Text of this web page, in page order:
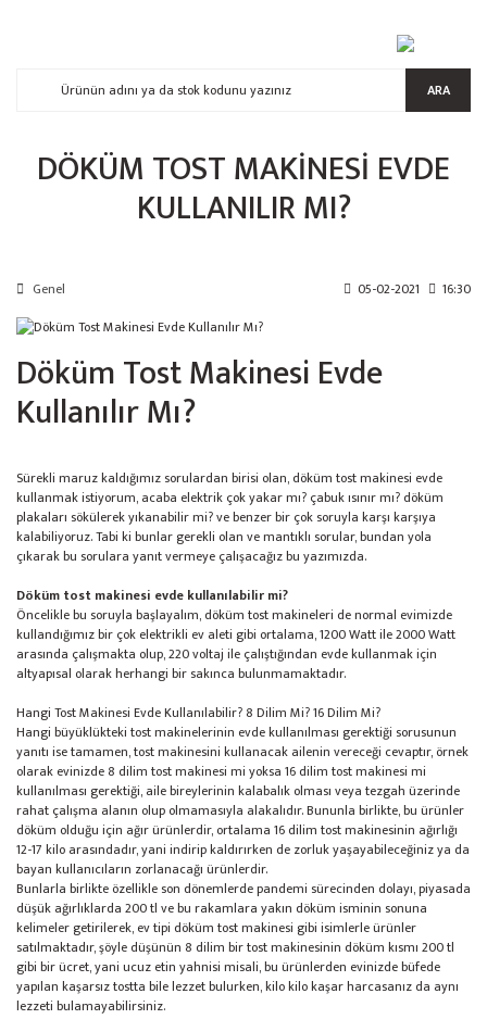
ARA
DÖKÜM TOST MAKINESI EVDE
KULLANILIR MI?
Genel 05-02-2021 16:30
Döküm Tost Makinesi Evde
Kullanılır Mı?
Sürekli maruz kaldığımız sorulardan birisi olan, döküm tost makinesi evde
kullanmak istiyorum, acaba elektrik çok yakar mı? çabuk ısınır mı? döküm
plakaları sökülerek yıkanabilir mi? ve benzer bir çok soruyla karşı karşıya
kalabiliyoruz. Tabi ki bunlar gerekli olan ve mantıklı sorular, bundan yola
çıkarak bu sorulara yanıt vermeye çalışacağız bu yazımızda.
Döküm tost makinesi evde kullanılabilir mi?
Öncelikle bu soruyla başlayalım, döküm tost makineleri de normal evimizde
kullandığımız bir çok elektrikli ev aleti gibi ortalama, 1200 Watt ile 2000 Watt
arasında çalışmakta olup, 220 voltaj ile çalıştığından evde kullanmak için
altyapısal olarak herhangi bir sakınca bulunmamaktadır.
Hangi Tost Makinesi Evde Kullanılabilir? 8 Dilim Mi? 16 Dilim Mi?
Hangi büyüklükteki tost makinelerinin evde kullanılması gerektiği sorusunun
yanıtı ise tamamen, tost makinesini kullanacak ailenin vereceği cevaptır, örnek
olarak evinizde 8 dilim tost makinesi mi yoksa 16 dilim tost makinesi mi
kullanılması gerektiği, aile bireylerinin kalabalık olması veya tezgah üzerinde
rahat çalışma alanın olup olmamasıyla alakalıdır. Bununla birlikte, bu ürünler
döküm olduğu için ağır ürünlerdir, ortalama 16 dilim tost makinesinin ağırlığı
12-17 kilo arasındadır, yani indirip kaldırırken de zorluk yaşayabileceğiniz ya da
bayan kullanıcıların zorlanacağı ürünlerdir.
Bunlarla birlikte özellikle son dönemlerde pandemi sürecinden dolayı, piyasada
düşük ağırlıklarda 200 tl ve bu rakamlara yakın döküm isminin sonuna
kelimeler getirilerek, ev tipi döküm tost makinesi gibi isimlerle ürünler
satılmaktadır, şöyle düşünün 8 dilim bir tost makinesinin döküm kısmı 200 tl
gibi bir ücret, yani ucuz etin yahnisi misali, bu ürünlerden evinizde büfede
yapılan kaşarsız tostta bile lezzet bulurken, kilo kilo kaşar harcasanız da aynı
lezzeti bulamayabilirsiniz.